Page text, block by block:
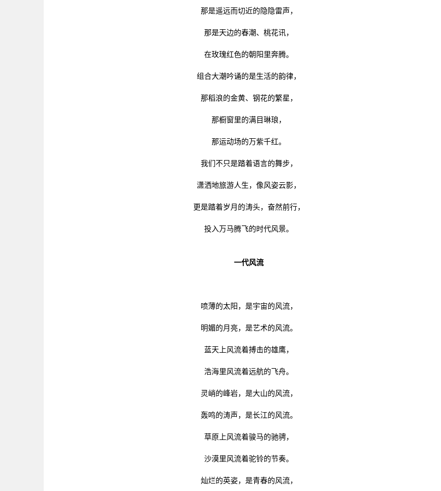
那是遥远而切近的隐隐雷声，
那是天边的春潮、桃花讯，
在玫瑰红色的朝阳里奔腾。
组合大潮吟诵的是生活的韵律，
那稻浪的金黄、钢花的繁星，
那橱窗里的满目琳琅，
那运动场的万紫千红。
我们不只是踏着语言的舞步，
潇洒地旅游人生，像风姿云影，
更是踏着岁月的涛头，奋然前行，
投入万马腾飞的时代风景。
一代风流
喷薄的太阳，是宇宙的风流，
明媚的月亮，是艺术的风流。
蓝天上风流着搏击的雄鹰，
浩海里风流着远航的飞舟。
灵峭的峰岩，是大山的风流，
轰鸣的涛声，是长江的风流。
草原上风流着骏马的驰骋，
沙漠里风流着驼铃的节奏。
灿烂的英姿，是青春的风流，